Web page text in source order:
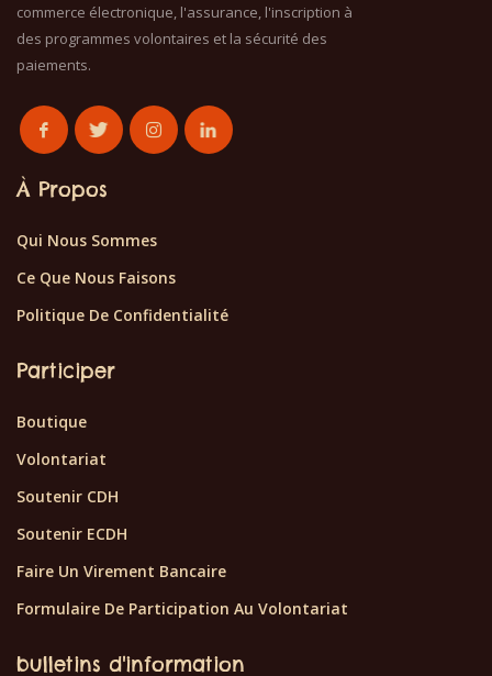
commerce électronique, l'assurance, l'inscription à
des programmes volontaires et la sécurité des
paiements.
À Propos
Qui Nous Sommes
Ce Que Nous Faisons
Politique De Confidentialité
Participer
Boutique
Volontariat
Soutenir CDH
Soutenir ECDH
Faire Un Virement Bancaire
Formulaire De Participation Au Volontariat
bulletins d'information